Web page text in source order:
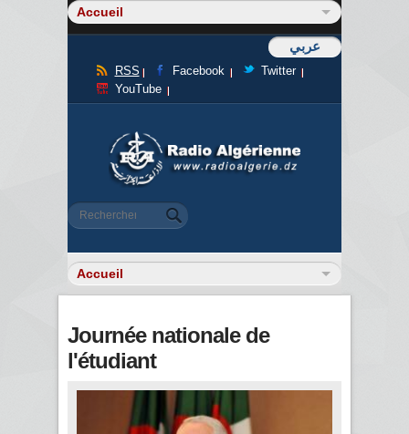
عربي
RSS Facebook
Twitter
YouTube
Formulaire de recherche
Rechercher
Journée nationale de
l'étudiant